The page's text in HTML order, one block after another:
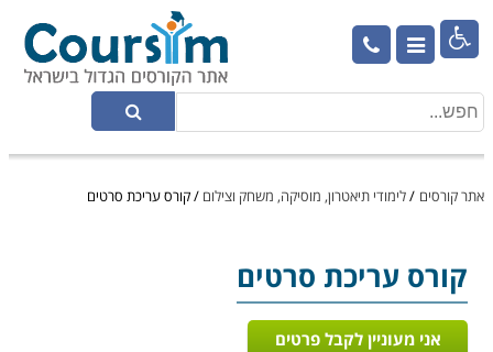

אתר קורסים /לימודי תיאטרון, מוסיקה, משחק וצילום /קורס עריכת סרטים
קורס עריכת סרטים
אני מעוניין לקבל פרטים